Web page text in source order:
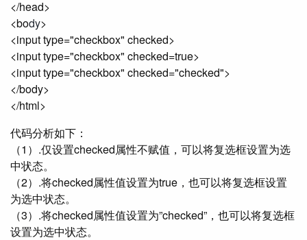
</head>
<body>
<input type="checkbox" checked>
<input type="checkbox" checked=true>
<input type="checkbox" checked="checked">
</body>
</html>
代码分析如下：
（1）.仅设置checked属性不赋值，可以将复选框设置为选
中状态。
（2）.将checked属性值设置为true，也可以将复选框设置
为选中状态。
（3）.将checked属性值设置为”checked”，也可以将复选框
设置为选中状态。